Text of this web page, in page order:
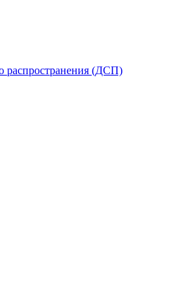
распространения (ДСП)